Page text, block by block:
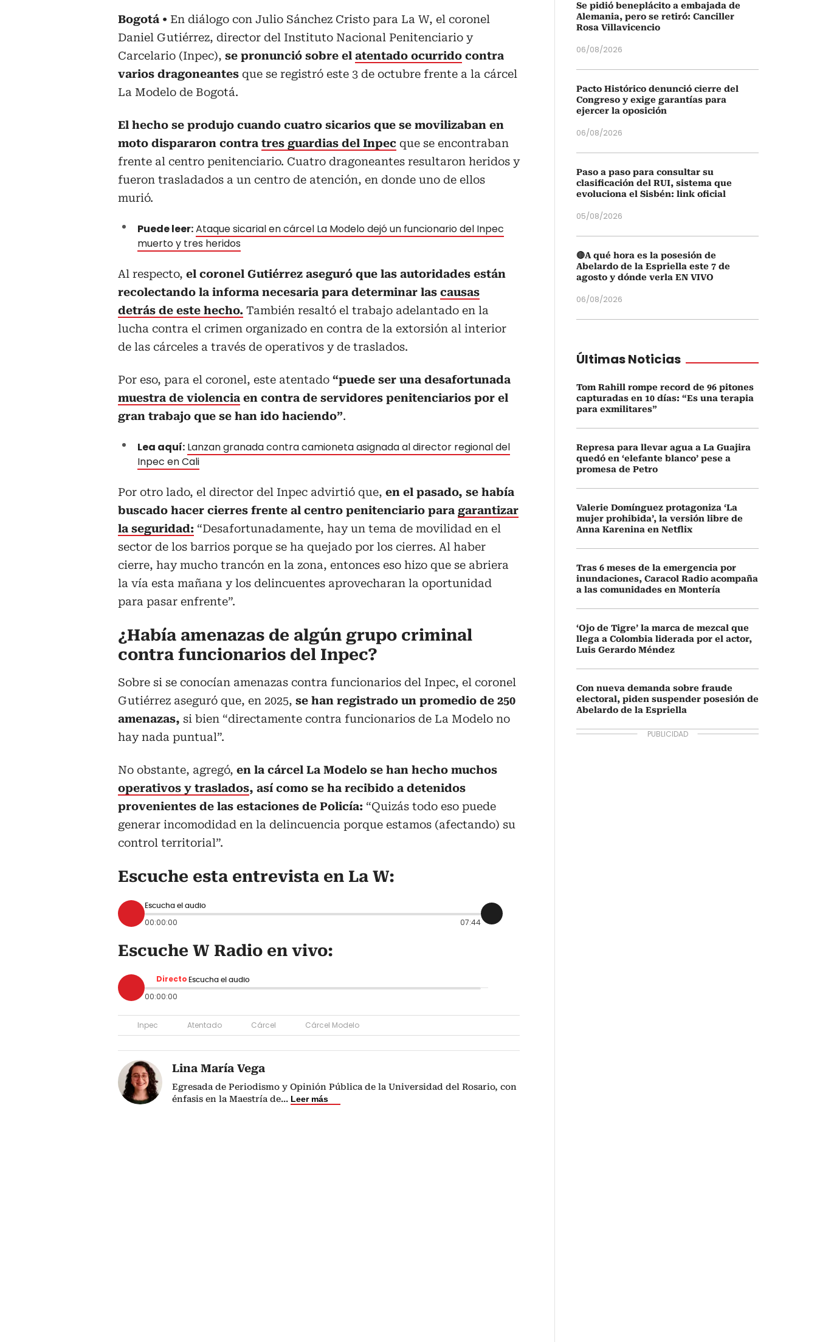
Bogotá
En diálogo con Julio Sánchez Cristo para La W, el coronel
Daniel Gutiérrez, director del Instituto Nacional Penitenciario y
Carcelario (Inpec), se pronunció sobre el atentado ocurrido contra
varios dragoneantes que se registró este 3 de octubre frente a la cárcel
La Modelo de Bogotá.
El hecho se produjo cuando cuatro sicarios que se movilizaban en
moto dispararon contra tres guardias del Inpec que se encontraban
frente al centro penitenciario. Cuatro dragoneantes resultaron heridos y
fueron trasladados a un centro de atención, en donde uno de ellos
murió.
Puede leer:Ataque sicarial en cárcel La Modelo dejó un funcionario del Inpec
muerto y tres heridos
Al respecto, el coronel Gutiérrez aseguró que las autoridades están
recolectando la informa necesaria para determinar las causas
detrás de este hecho. También resaltó el trabajo adelantado en la
lucha contra el crimen organizado en contra de la extorsión al interior
de las cárceles a través de operativos y de traslados.
Por eso, para el coronel, este atentado “puede ser una desafortunada
muestra de violencia en contra de servidores penitenciarios por el
gran trabajo que se han ido haciendo”.
Lea aquí: Lanzan granada contra camioneta asignada al director regional del
Inpec en Cali
Por otro lado, el director del Inpec advirtió que, en el pasado, se había
buscado hacer cierres frente al centro penitenciario para garantizar
la seguridad: “Desafortunadamente, hay un tema de movilidad en el
sector de los barrios porque se ha quejado por los cierres. Al haber
cierre, hay mucho trancón en la zona, entonces eso hizo que se abriera
la vía esta mañana y los delincuentes aprovecharan la oportunidad
para pasar enfrente”.
¿Había amenazas de algún grupo criminal
contra funcionarios del Inpec?
Sobre si se conocían amenazas contra funcionarios del Inpec, el coronel
Gutiérrez aseguró que, en 2025, se han registrado un promedio de 250
amenazas, si bien “directamente contra funcionarios de La Modelo no
hay nada puntual”.
No obstante, agregó, en la cárcel La Modelo se han hecho muchos
operativos y traslados, así como se ha recibido a detenidos
provenientes de las estaciones de Policía: “Quizás todo eso puede
generar incomodidad en la delincuencia porque estamos (afectando) su
control territorial”.
Escuche esta entrevista en La W:
Escucha el audio
00:00:00 07:44
Escuche W Radio en vivo:
Directo Escucha el audio
00:00:00
Inpec Atentado Cárcel Cárcel Modelo
Lina María Vega
Egresada de Periodismo y Opinión Pública de la Universidad del Rosario, con
énfasis en la Maestría de... Leer más
Se pidió beneplácito a embajada de
Alemania, pero se retiró: Canciller
Rosa Villavicencio
06/08/2026
Pacto Histórico denunció cierre del
Congreso y exige garantías para
ejercer la oposición
06/08/2026
Paso a paso para consultar su
clasificación del RUI, sistema que
evoluciona el Sisbén: link oficial
05/08/2026
🔴A qué hora es la posesión de
Abelardo de la Espriella este 7 de
agosto y dónde verla EN VIVO
06/08/2026
Últimas Noticias
Tom Rahill rompe record de 96 pitones
capturadas en 10 días: “Es una terapia
para exmilitares”
Represa para llevar agua a La Guajira
quedó en ‘elefante blanco’ pese a
promesa de Petro
Valerie Domínguez protagoniza ‘La
mujer prohibida’, la versión libre de
Anna Karenina en Netflix
Tras 6 meses de la emergencia por
inundaciones, Caracol Radio acompaña
a las comunidades en Montería
‘Ojo de Tigre’ la marca de mezcal que
llega a Colombia liderada por el actor,
Luis Gerardo Méndez
Con nueva demanda sobre fraude
electoral, piden suspender posesión de
Abelardo de la Espriella